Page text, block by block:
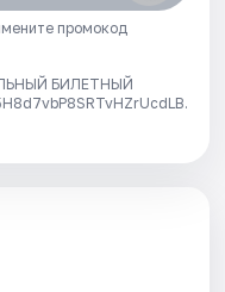
промокод
БИЛЕТНЫЙ